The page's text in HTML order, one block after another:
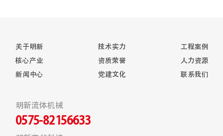
关于明新
核心产业
新闻中心
技术实力
资质荣誉
党建文化
工程案例
人力资源
联系我们
明新流体机械
0575-82156633